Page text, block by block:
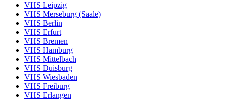
VHS Leipzig
VHS Merseburg (Saale)
VHS Berlin
VHS Erfurt
VHS Bremen
VHS Hamburg
VHS Mittelbach
VHS Duisburg
VHS Wiesbaden
VHS Freiburg
VHS Erlangen